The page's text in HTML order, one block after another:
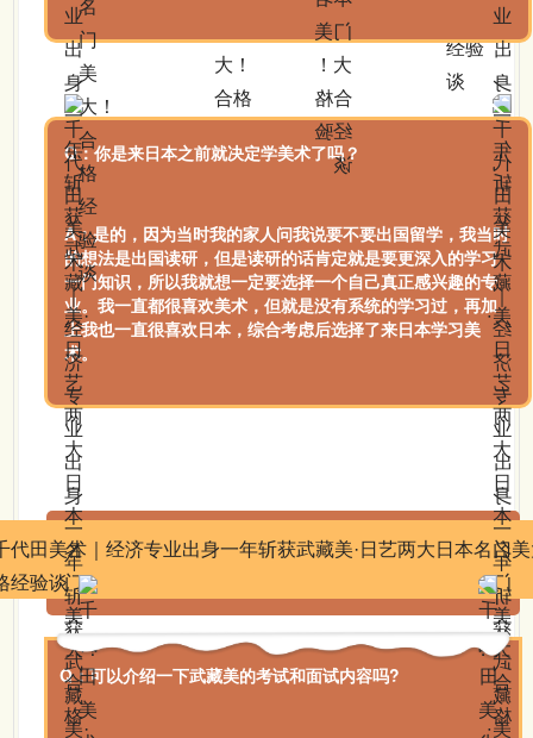
Q：你是来日本之前就决定学美术了吗？
A：是的，因为当时我的家人问我说要不要出国留学，我当时
的想法是出国读研，但是读研的话肯定就是要更深入的学习
一门知识，所以我就想一定要选择一个自己真正感兴趣的专
业。我一直都很喜欢美术，但就是没有系统的学习过，再加
上我也一直很喜欢日本，综合考虑后选择了来日本学习美
术。
Q：可以介绍一下武藏美的考试和面试内容吗?